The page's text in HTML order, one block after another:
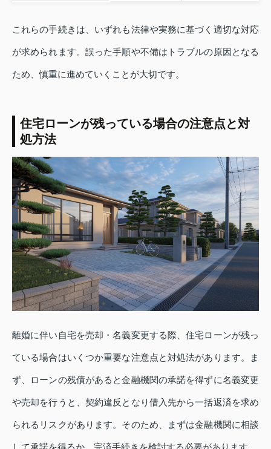
これらの手続きは、いずれも法律や実務に基づく適切な対応
が求められます。誤った手順や不備はトラブルの原因となる
ため、慎重に進めていくことが大切です。
住宅ローンが残っている場合の注意点と対
処方法
離婚に伴い自宅を売却・名義変更する際、住宅ローンが残っ
ている場合はいくつか重要な注意点と対処法があります。ま
ず、ローンの残債があると金融機関の承諾を得ずに名義変更
や売却を行うと、契約違反となり借入先から一括返済を求め
られるリスクがあります。そのため、まずは金融機関に相談